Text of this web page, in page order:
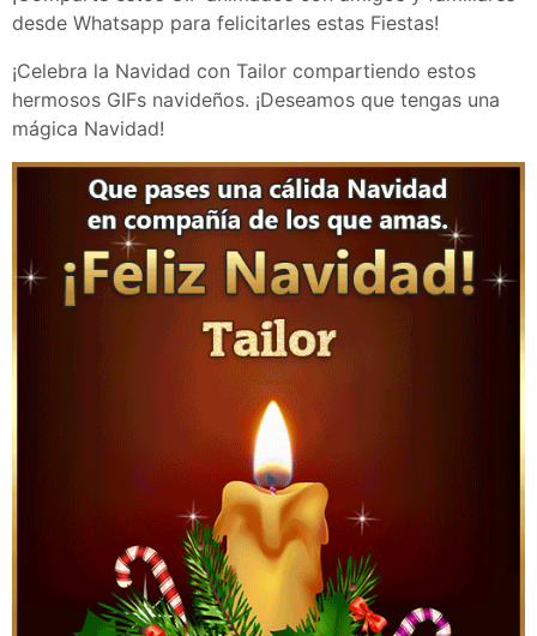
desde Whatsapp para felicitarles estas Fiestas!
¡Celebra la Navidad con Tailor compartiendo estos
hermosos GIFs navideños. ¡Deseamos que tengas una
mágica Navidad!